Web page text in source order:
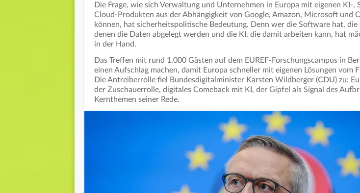
Die Frage, wie sich Verwaltung und Unternehmen in Europa mit eigenen KI-,
Cloud-Produkten aus der Abhängigkeit von Google, Amazon, Microsoft und
können, hat sicherheitspolitische Bedeutung. Denn wer die Software hat, die
denen die Daten abgelegt werden und die KI, die damit arbeiten kann, hat
in der Hand.
Das Treffen mit rund 1.000 Gästen auf dem EUREF-Forschungscampus in
einen Aufschlag machen, damit Europa schneller mit eigenen Lösungen vom
Die Antreiberrolle fiel Bundesdigitalminister Karsten Wildberger (CDU) zu:
der Zuschauerrolle, digitales Comeback mit KI, der Gipfel als Signal des
Kernthemen seiner Rede.